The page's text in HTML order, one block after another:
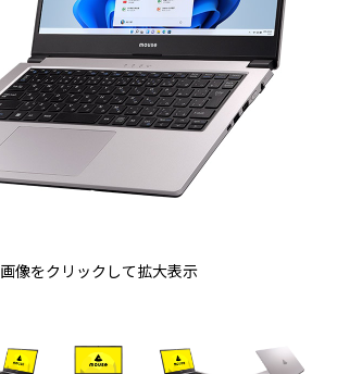
画像をクリックして拡大表示